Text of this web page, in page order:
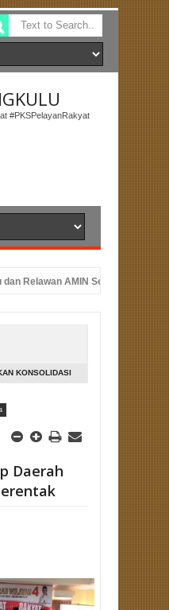
#PKSPelayanRakyat
Relawan AMIN Serahkan
Hari Kemerdekaan dengan
KONSOLIDASI
Daerah